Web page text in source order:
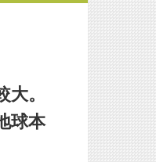
。
球本